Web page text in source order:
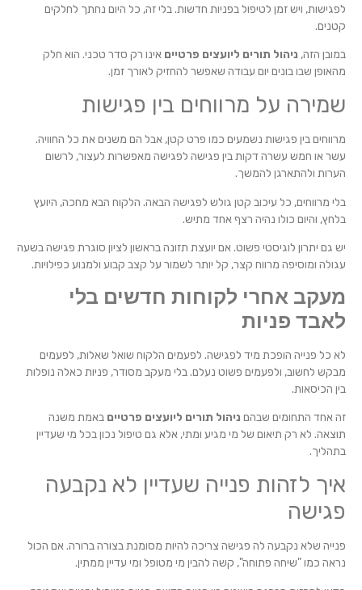
לפגישות, ויש זמן לטיפול בפניות חדשות. בלי זה, כל היום נחתך לחלקים
קטנים.
במובן הזה, ניהול תורים ליועצים פרטיים אינו רק סדר טכני. הוא חלק
מהאופן שבו בונים יום עבודה שאפשר להחזיק לאורך זמן.
שמירה על מרווחים בין פגישות
מרווחים בין פגישות נשמעים כמו פרט קטן, אבל הם משנים את כל החוויה.
עשר או חמש עשרה דקות בין פגישה לפגישה מאפשרות לעצור, לרשום
הערות ולהתארגן להמשך.
בלי מרווחים, כל עיכוב קטן גולש לפגישה הבאה. הלקוח הבא מחכה, היועץ
בלחץ, והיום כולו נהיה רצף אחד מתיש.
יש גם יתרון לוגיסטי פשוט. אם יועצת תזונה בראשון לציון סוגרת פגישה בשעה
עגולה ומוסיפה מרווח קצר, קל יותר לשמור על קצב קבוע ולמנוע כפילויות.
מעקב אחרי לקוחות חדשים בלי
לאבד פניות
לא כל פנייה הופכת מיד לפגישה. לפעמים הלקוח שואל שאלות, לפעמים
מבקש לחשוב, ולפעמים פשוט נעלם. בלי מעקב מסודר, פניות כאלה נופלות
בין הכיסאות.
זה אחד התחומים שבהם ניהול תורים ליועצים פרטיים באמת משנה
תוצאה. לא רק תיאום של מי מגיע ומתי, אלא גם טיפול נכון בכל מי שעדיין
בתהליך.
איך לזהות פנייה שעדיין לא נקבעה
פגישה
פנייה שלא נקבעה לה פגישה צריכה להיות מסומנת בצורה ברורה. אם הכול
נראה כמו "שיחה פתוחה", קשה להבין מי מטופל ומי עדיין ממתין.